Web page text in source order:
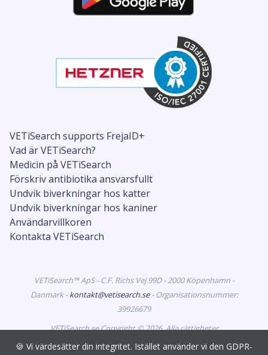
VETiSearch supports FrejaID+
Vad är VETiSearch?
Medicin på VETiSearch
Förskriv antibiotika ansvarsfullt
Undvik biverkningar hos katter
Undvik biverkningar hos kaniner
Användarvillkoren
Kontakta VETiSearch
VETiSearch™ ApS - C.F. Richs Vej 99D - 2000 Köpenhamn -
Danmark -kontakt@vetisearch.se- Organisationsnummer:
39926679
VETiSearch.se Copyright © 2026. Alla rättigheter
förbehållna. VETiSearch innehåller information om
🍪 Vi värdesätter din integritet. Istället använder vi den GDPR-